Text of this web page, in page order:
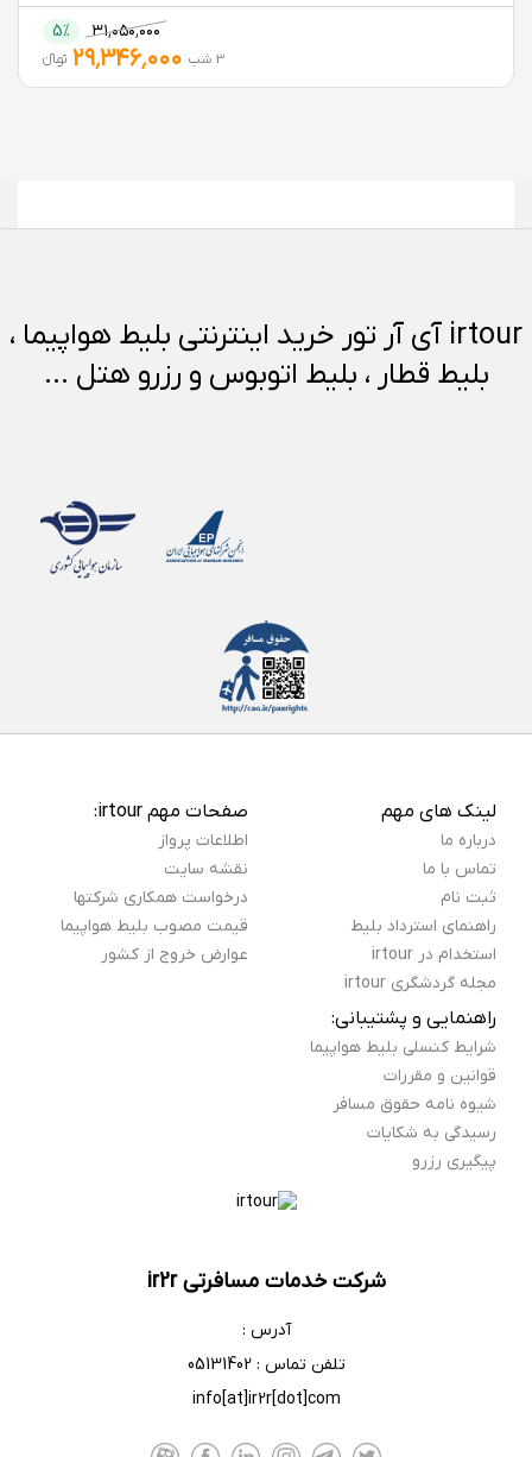
۳۱٬۰۵۰٬۰۰۰ 5%
3 شب ۲۹٬۳۴۶٬۰۰۰ تومانءءء
irtour آی آر تور خرید اینترنتی بلیط هواپیما ،
بلیط قطار ، بلیط اتوبوس و رزرو هتل ...
لینک های مهم
درباره ما
تماس با ما
ثبت نام
راهنمای استرداد بلیط
استخدام در irtour
مجله گردشگری irtour
صفحات مهم irtour:
اطلاعات پرواز
نقشه سایت
درخواست همکاری شرکتها
قیمت مصوب بلیط هواپیما
عوارض خروج از کشور
راهنمایی و پشتیبانی:
شرایط کنسلی بلیط هواپیما
قوانین و مقررات
شيوه نامه حقوق مسافر
رسیدگی به شکایات
پیگیری رزرو
شرکت خدمات مسافرتی ir2r
آدرس :
تلفن تماس : 05131402
info[at]ir2r[dot]com